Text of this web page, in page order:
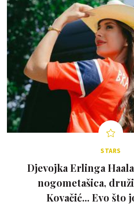
STARS
Djevojka Erlinga
nogometašica,
Kovačić... Evo što